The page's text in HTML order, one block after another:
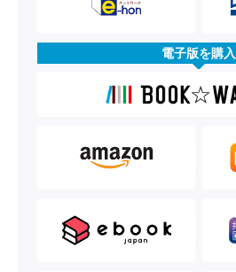
電子版を購入